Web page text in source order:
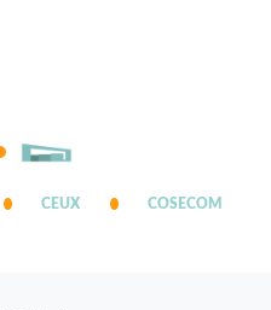
CEUX COSECOM